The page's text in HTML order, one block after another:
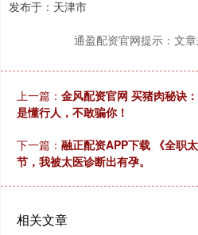
发布于：天津市
通盈配资官网提示：文
上一篇： 金风配资官网 买猪肉秘诀
是懂行人，不敢骗你！
下一篇： 融正配资APP下载 《全职
节，我被太医诊断出有孕。
相关文章